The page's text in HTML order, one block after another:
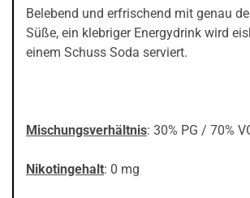
Belebend und erfrischend mit genau
Süße, ein klebriger Energydrink wird
einem Schuss Soda serviert.
Mischungsverhältnis: 30% PG / 70%
Nikotingehalt: 0 mg